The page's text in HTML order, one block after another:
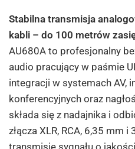
Stabilna transmisja
kabli – do 100 metrów
AU680A to profesjonalny
audio pracujący w paśmie
integracji w systemach AV,
konferencyjnych oraz
składa się z nadajnika i
złącza XLR, RCA, 6,35 mm
transmisję sygnału o